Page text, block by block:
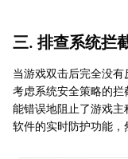
三. 排查系统拦
当游戏双击后完全没
考虑系统安全策略的
能错误地阻止了游戏
软件的实时防护功能，